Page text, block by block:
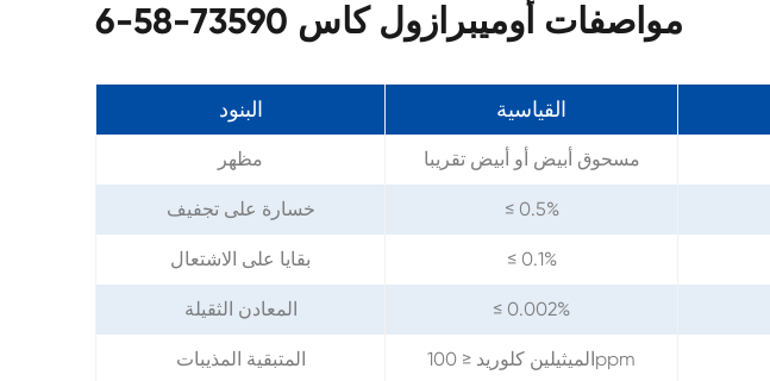
مواصفات أوميبرازول كاس 73590-58-6
البنود القياسية
مظهر مسحوق أبيض أو أبيض تقريبا
خسارة على تجفيف ≤ 0.5%
بقايا على الاشتعال ≤ 0.1%
المعادن الثقيلة ≤ 0.002%
المتبقية المذيبات الميثيلين كلوريد ≤ 100ppm